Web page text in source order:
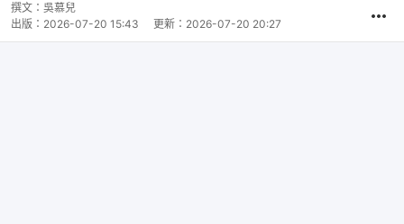
撰文： 吳慕兒
出版： 2026-07-20 15:43 更新： 2026-07-20 20:27